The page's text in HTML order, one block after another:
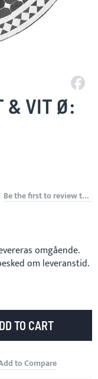
& VIT Ø:
Be the first to review this product
omgående.
om leveranstid.
TO CART
to Compare